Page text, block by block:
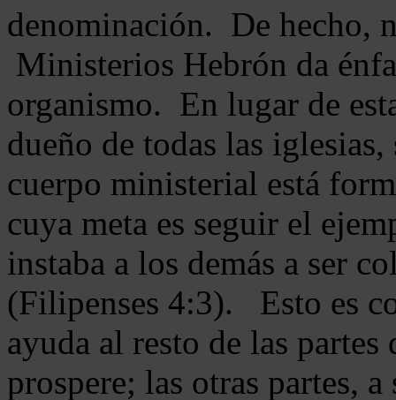
denominación. De hecho,
Ministerios Hebrón da
organismo. En lugar de
dueño de todas las
cuerpo ministerial está
cuya meta es seguir el
instaba a los demás a ser
(Filipenses 4:3). Esto es
ayuda al resto de las
prospere; las otras partes,